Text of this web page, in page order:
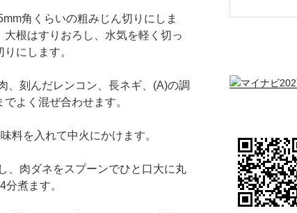
角くらいの粗みじん切りにしま
根はすりおろし、水気を軽く切っ
にします。
、刻んだレンコン、長ネギ、(A)の調
よく混ぜ合わせます。
料を入れて中火にかけます。
、肉ダネをスプーンでひと口大に丸
煮ます。